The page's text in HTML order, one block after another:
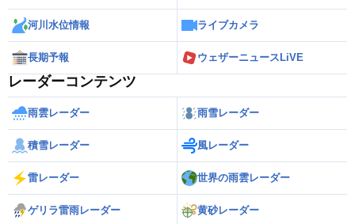
河川水位情報 ライブカメラ
長期予報 ウェザーニュースLiVE
レーダーコンテンツ
雨雲レーダー 雨雪レーダー
積雪レーダー 風レーダー
雷レーダー 世界の雨雲レーダー
ゲリラ雷雨レーダー 黄砂レーダー